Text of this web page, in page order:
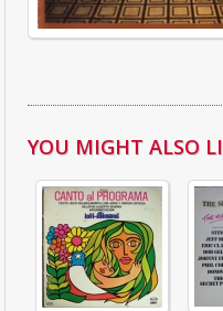
YOU MIGHT ALSO